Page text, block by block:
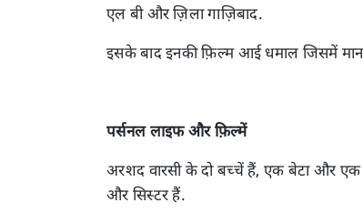
एल बी और ज़िला गाज़िबाद.
इसके बाद इनकी फ़िल्म आई धमाल जिसमें
पर्सनल लाइफ और फ़िल्में
अरशद वारसी के दो बच्चें हैं, एक बेटा और
और सिस्टर हैं.